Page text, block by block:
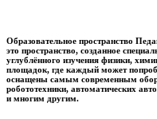
Образовательное пространство
это пространство, созданное
углублённого изучения физики,
площадок, где каждый может
оснащены самым современным
робототехники, автоматических
и многим другим.